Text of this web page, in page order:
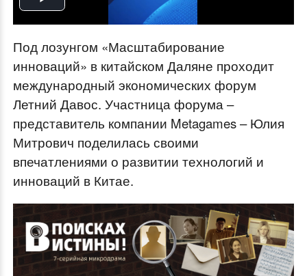
Play
Под лозунгом «Масштабирование
инноваций» в китайском Даляне проходит
международный экономических форум
Летний Давос. Участница форума –
представитель компании Metagames – Юлия
Митрович поделилась своими
впечатлениями о развитии технологий и
инноваций в Китае.